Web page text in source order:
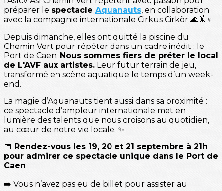
préparer le spectacle Aquanauts, en collaboration
avec la compagnie internationale Cirkus Cirkör 🌊🤸♀️
Depuis dimanche, elles ont quitté la piscine du
Chemin Vert pour répéter dans un cadre inédit : le
Port de Caen. Nous sommes fiers de préter le local
de L'AVF aux artistes. Leur futur terrain de jeu,
transformé en scène aquatique le temps d’un week-
end.
La magie d’Aquanauts tient aussi dans sa proximité :
ce spectacle d’ampleur internationale met en
lumière des talents que nous croisons au quotidien,
au cœur de notre vie locale. ✨
📅 Rendez-vous les 19, 20 et 21 septembre à 21h
pour admirer ce spectacle unique dans le Port de
Caen
➡️ Vous n’avez pas eu de billet pour assister au